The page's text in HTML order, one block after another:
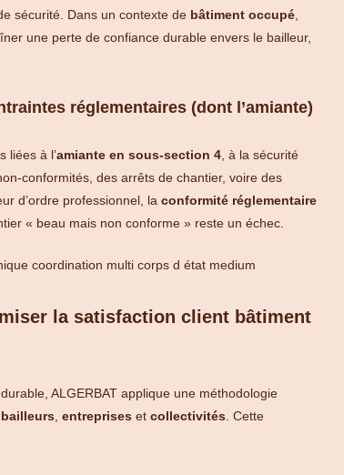
sécurité. Dans un contexte de bâtiment occupé
une perte de confiance durable envers le bailleur,
réglementaires (dont l’amiante)
liées à l’amiante en sous-section 4 , à la sécurité
conformités, des arrêts de chantier, voire des
d’ordre professionnel, la conformité réglementaire
« beau mais non conforme » reste un échec.
la satisfaction client bâtiment
ALGERBAT applique une méthodologie
bailleurs, entreprises et collectivités. Cette